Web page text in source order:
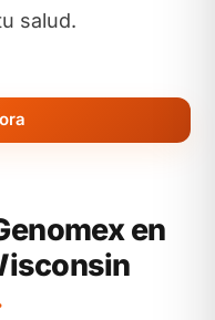
salud.
en